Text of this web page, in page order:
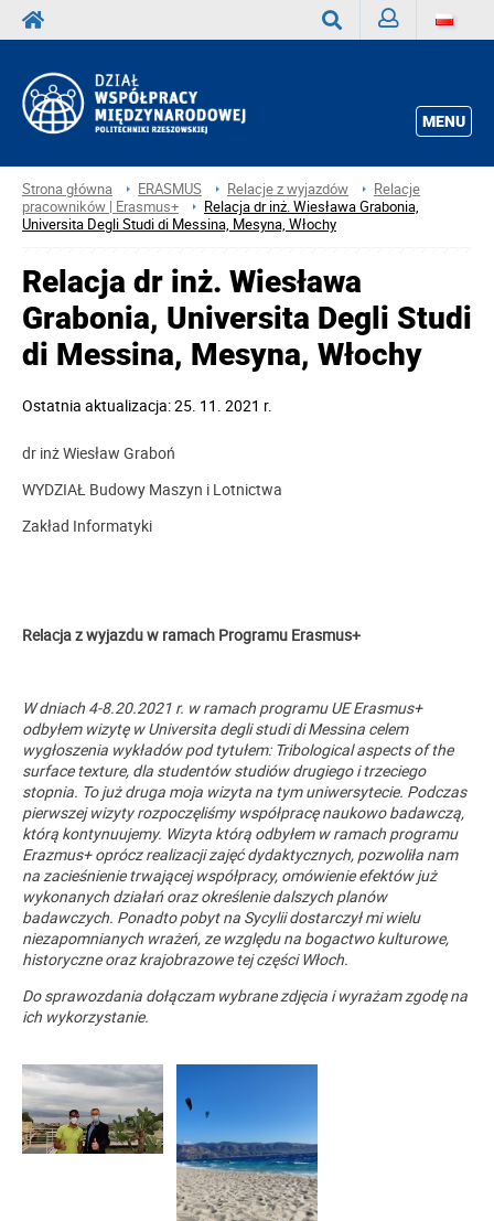
MENU
Strona główna ERASMUS Relacje z wyjazdów
Relacje
pracowników | Erasmus+
Relacja dr inż. Wiesława Grabonia,
Universita Degli Studi di Messina, Mesyna, Włochy
Relacja dr inż. Wiesława
Grabonia, Universita Degli Studi
di Messina, Mesyna, Włochy
Ostatnia aktualizacja: 25. 11. 2021 r.
dr inż Wiesław Graboń
WYDZIAŁ Budowy Maszyn i Lotnictwa
Zakład Informatyki
Relacja z wyjazdu w ramach Programu Erasmus+
W dniach 4-8.20.2021 r. w ramach programu UE Erasmus+
odbyłem wizytę w Universita degli studi di Messina celem
wygłoszenia wykładów pod tytułem: Tribological aspects of the
surface texture, dla studentów studiów drugiego i trzeciego
stopnia. To już druga moja wizyta na tym uniwersytecie. Podczas
pierwszej wizyty rozpoczęliśmy współpracę naukowo badawczą,
którą kontynuujemy. Wizyta którą odbyłem w ramach programu
Erazmus+ oprócz realizacji zajęć dydaktycznych, pozwoliła nam
na zacieśnienie trwającej współpracy, omówienie efektów już
wykonanych działań oraz określenie dalszych planów
badawczych. Ponadto pobyt na Sycylii dostarczył mi wielu
niezapomnianych wrażeń, ze względu na bogactwo kulturowe,
historyczne oraz krajobrazowe tej części Włoch.
Do sprawozdania dołączam wybrane zdjęcia i wyrażam zgodę na
ich wykorzystanie.